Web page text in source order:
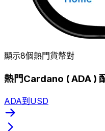
顯示8個熱門貨幣對
熱門Cardano ( ADA )
ADA到USD